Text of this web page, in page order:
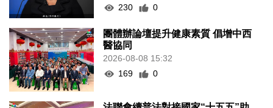
230
0
團體辦論壇提升健康素質 倡增中西
醫協同
2026-08-08 15:32
169
0